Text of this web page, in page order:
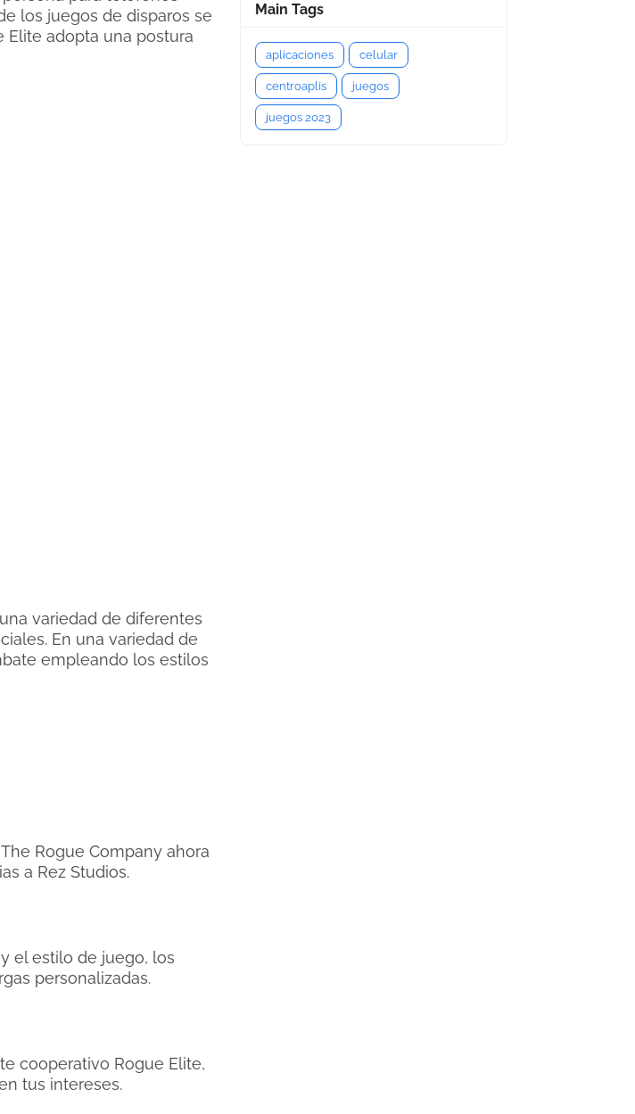
los juegos de disparos se
Elite adopta una postura
variedad de diferentes
En una variedad de
empleando los estilos
Rogue Company ahora
a Rez Studios.
el estilo de juego, los
personalizadas.
cooperativo Rogue Elite,
tus intereses.
Main Tags
aplicaciones celular
centroaplis juegos
juegos 2023